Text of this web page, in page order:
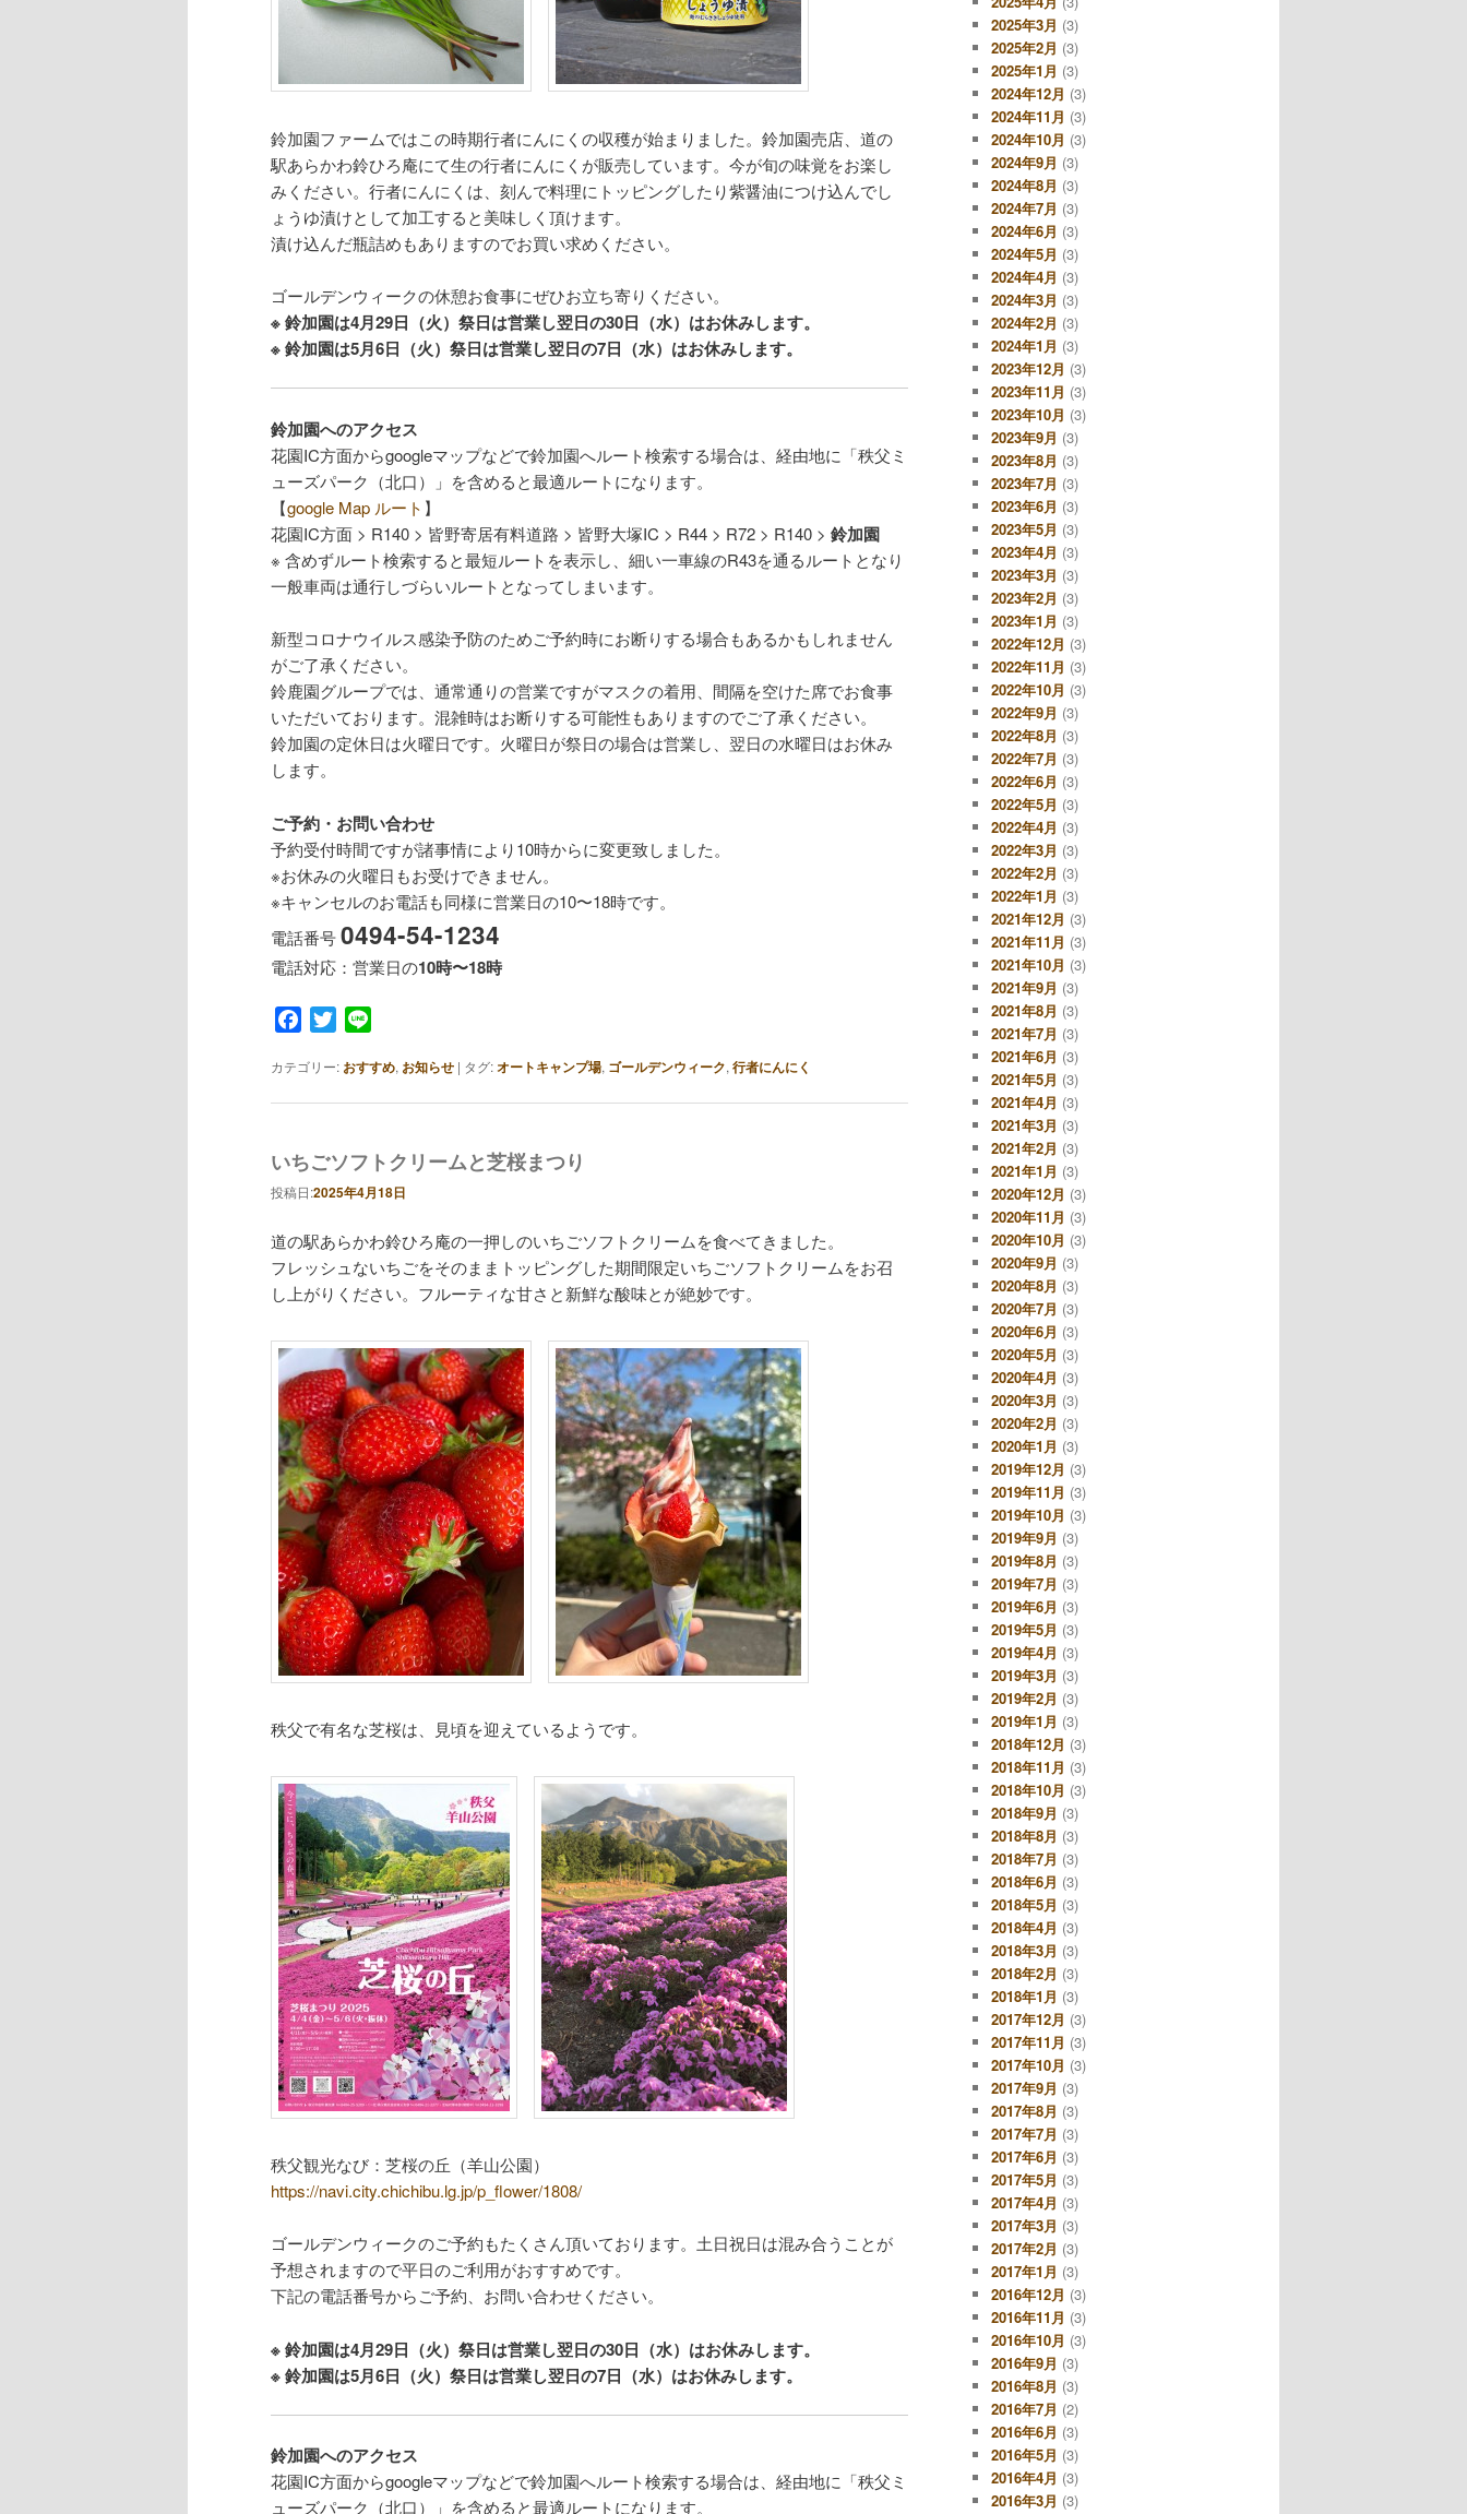
鈴加園ファームではこの時期行者にんにくの収穫が始まりました。鈴加園売店、道の
駅あらかわ鈴ひろ庵にて生の行者にんにくが販売しています。今が旬の味覚をお楽し
みください。行者にんにくは、刻んで料理にトッピングしたり紫醤油につけ込んでし
ょうゆ漬けとして加工すると美味しく頂けます。
漬け込んだ瓶詰めもありますのでお買い求めください。
ゴールデンウィークの休憩お食事にぜひお立ち寄りください。
※ 鈴加園は4月29日（火）祭日は営業し翌日の30日（水）はお休みします。
※ 鈴加園は5月6日（火）祭日は営業し翌日の7日（水）はお休みします。
鈴加園へのアクセス
花園IC方面からgoogleマップなどで鈴加園へルート検索する場合は、経由地に「秩父ミ
ューズパーク（北口）」を含めると最適ルートになります。
【google Map ルート 】
花園IC方面 > R140 > 皆野寄居有料道路 > 皆野大塚IC > R44 > R72 > R140 > 鈴加園
※ 含めずルート検索すると最短ルートを表示し、細い一車線のR43を通るルートとなり
一般車両は通行しづらいルートとなってしまいます。
新型コロナウイルス感染予防のためご予約時にお断りする場合もあるかもしれません
がご了承ください。
鈴鹿園グループでは、通常通りの営業ですがマスクの着用、間隔を空けた席でお食事
いただいております。混雑時はお断りする可能性もありますのでご了承ください。
鈴加園の定休日は火曜日です。火曜日が祭日の場合は営業し、翌日の水曜日はお休み
します。
ご予約・お問い合わせ
予約受付時間ですが諸事情により10時からに変更致しました。
※お休みの火曜日もお受けできません。
※キャンセルのお電話も同様に営業日の10〜18時です。
電話番号0494-54-1234
電話対応：営業日の10時〜18時
Facebook
Twitter
カテゴリー: おすすめ, お知らせ | タグ:オートキャンプ場, ゴールデンウィーク, 行者にんにく
いちごソフトクリームと芝桜まつり
投稿日:2025年4月18日
道の駅あらかわ鈴ひろ庵の一押しのいちごソフトクリームを食べてきました。
フレッシュないちごをそのままトッピングした期間限定いちごソフトクリームをお召
し上がりください。フルーティな甘さと新鮮な酸味とが絶妙です。
秩父で有名な芝桜は、見頃を迎えているようです。
秩父観光なび：芝桜の丘（羊山公園）
https://navi.city.chichibu.lg.jp/p_flower/1808/
ゴールデンウィークのご予約もたくさん頂いております。土日祝日は混み合うことが
予想されますので平日のご利用がおすすめです。
下記の電話番号からご予約、お問い合わせください。
※ 鈴加園は4月29日（火）祭日は営業し翌日の30日（水）はお休みします。
※ 鈴加園は5月6日（火）祭日は営業し翌日の7日（水）はお休みします。
鈴加園へのアクセス
花園IC方面からgoogleマップなどで鈴加園へルート検索する場合は、経由地に「秩父ミ
ューズパーク（北口）」を含めると最適ルートになります。
2025年3月 (3)
2025年2月 (3)
2025年1月 (3)
2024年12月 (3)
2024年11月 (3)
2024年10月 (3)
2024年9月 (3)
2024年8月 (3)
2024年7月 (3)
2024年6月 (3)
2024年5月 (3)
2024年4月 (3)
2024年3月 (3)
2024年2月 (3)
2024年1月 (3)
2023年12月 (3)
2023年11月 (3)
2023年10月 (3)
2023年9月 (3)
2023年8月 (3)
2023年7月 (3)
2023年6月 (3)
2023年5月 (3)
2023年4月 (3)
2023年3月 (3)
2023年2月 (3)
2023年1月 (3)
2022年12月 (3)
2022年11月 (3)
2022年10月 (3)
2022年9月 (3)
2022年8月 (3)
2022年7月 (3)
2022年6月 (3)
2022年5月 (3)
2022年4月 (3)
2022年3月 (3)
2022年2月 (3)
2022年1月 (3)
2021年12月 (3)
2021年11月 (3)
2021年10月 (3)
2021年9月 (3)
2021年8月 (3)
2021年7月 (3)
2021年6月 (3)
2021年5月 (3)
2021年4月 (3)
2021年3月 (3)
2021年2月 (3)
2021年1月 (3)
2020年12月 (3)
2020年11月 (3)
2020年10月 (3)
2020年9月 (3)
2020年8月 (3)
2020年7月 (3)
2020年6月 (3)
2020年5月 (3)
2020年4月 (3)
2020年3月 (3)
2020年2月 (3)
2020年1月 (3)
2019年12月 (3)
2019年11月 (3)
2019年10月 (3)
2019年9月 (3)
2019年8月 (3)
2019年7月 (3)
2019年6月 (3)
2019年5月 (3)
2019年4月 (3)
2019年3月 (3)
2019年2月 (3)
2019年1月 (3)
2018年12月 (3)
2018年11月 (3)
2018年10月 (3)
2018年9月 (3)
2018年8月 (3)
2018年7月 (3)
2018年6月 (3)
2018年5月 (3)
2018年4月 (3)
2018年3月 (3)
2018年2月 (3)
2018年1月 (3)
2017年12月 (3)
2017年11月 (3)
2017年10月 (3)
2017年9月 (3)
2017年8月 (3)
2017年7月 (3)
2017年6月 (3)
2017年5月 (3)
2017年4月 (3)
2017年3月 (3)
2017年2月 (3)
2017年1月 (3)
2016年12月 (3)
2016年11月 (3)
2016年10月 (3)
2016年9月 (3)
2016年8月 (3)
2016年7月 (2)
2016年6月 (3)
2016年5月 (3)
2016年4月 (3)
2016年3月 (3)